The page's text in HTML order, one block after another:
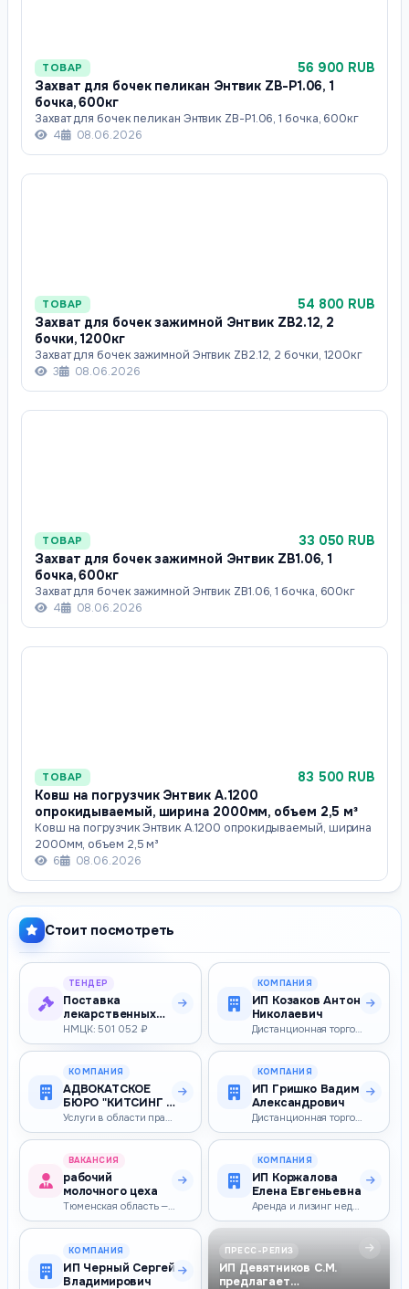
ТОВАР
56 900 RUB
Захват для бочек пеликан Энтвик ZB-P1.06, 1
бочка, 600кг
Захват для бочек пеликан Энтвик ZB-P1.06, 1 бочка, 600кг
4
08.06.2026
ТОВАР
54 800 RUB
Захват для бочек зажимной Энтвик ZB2.12, 2
бочки, 1200кг
Захват для бочек зажимной Энтвик ZB2.12, 2 бочки, 1200кг
3
08.06.2026
ТОВАР
33 050 RUB
Захват для бочек зажимной Энтвик ZB1.06, 1
бочка, 600кг
Захват для бочек зажимной Энтвик ZB1.06, 1 бочка, 600кг
4
08.06.2026
ТОВАР
83 500 RUB
Ковш на погрузчик Энтвик А.1200
опрокидываемый, ширина 2000мм, объем 2,5 м³
Ковш на погрузчик Энтвик А.1200 опрокидываемый, ширина
2000мм, объем 2,5 м³
6
08.06.2026
Стоит посмотреть
ТЕНДЕР
Поставка
лекарственных
препаратов
НМЦК: 501 052 ₽
КОМПАНИЯ
ИП Козаков Антон
Николаевич
Дистанционная торговля
КОМПАНИЯ
АДВОКАТСКОЕ
БЮРО "КИТСИНГ И
ПАРТНЕРЫ"
ГОРОДА МОСКВЫ
Услуги в области права
КОМПАНИЯ
ИП Гришко Вадим
Александрович
Дистанционная торговля
ВАКАНСИЯ
рабочий
молочного цеха
Тюменская область — 51 000–51 000 ₽
КОМПАНИЯ
ИП Коржалова
Елена Евгеньевна
Аренда и лизинг недвижимости, обмен, приватизация
КОМПАНИЯ
ИП Черный Сергей
Владимирович
ПРЕСС-РЕЛИЗ
ИП Девятников С.М.
предлагает